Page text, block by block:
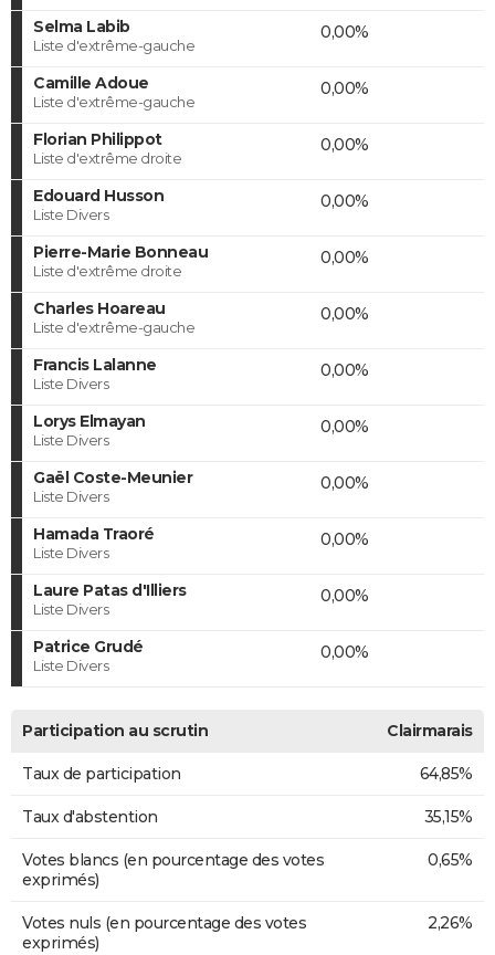
Selma Labib
Liste d'extrême-gauche
0,00%
Camille Adoue
Liste d'extrême-gauche
0,00%
Florian Philippot
Liste d'extrême droite
0,00%
Edouard Husson
Liste Divers
0,00%
Pierre-Marie Bonneau
Liste d'extrême droite
0,00%
Charles Hoareau
Liste d'extrême-gauche
0,00%
Francis Lalanne
Liste Divers
0,00%
Lorys Elmayan
Liste Divers
0,00%
Gaël Coste-Meunier
Liste Divers
0,00%
Hamada Traoré
Liste Divers
0,00%
Laure Patas d'Illiers
Liste Divers
0,00%
Patrice Grudé
Liste Divers
0,00%
Participation au scrutin Clairmarais
Taux de participation 64,85%
Taux d'abstention 35,15%
Votes blancs (en pourcentage des votes
exprimés)
0,65%
Votes nuls (en pourcentage des votes
exprimés)
2,26%